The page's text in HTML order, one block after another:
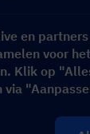
en
voor
Klik op
via